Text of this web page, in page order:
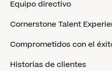
Equipo directivo
Cornerstone Talent
Comprometidos con el
Historias de clientes